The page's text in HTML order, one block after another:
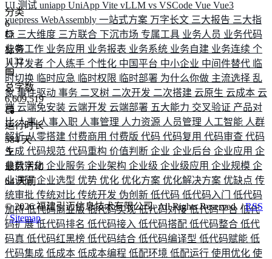
UI 测试 uniapp UniApp Vite vLLM vs VSCode Vue Vue3
vuepress WebAssembly 一站式方案 万字长文 三大报告 三大指
标 三大维度 三方联合 下沉市场 专属工具 业务人员 业务代码
业务工作 业务应用 业务报表 业务系统 业务自建 业务连续 个
人开发者 个人练手 个性化 中国平台 中小企业 中间件替代 临
时切换 临时应急 临时权限 临时部署 为什么你做 主流选择 乱
象 事件驱动 事务 二叉树 二次开发 二次搭建 云原生 云成本 云
端 云端免安装 云端开发 云端部署 五大能力 交叉验证 产品对
比人事人事入职 人事管理 人力资源 人员管理 人工智能 人群
解析从零搭建 付费商用 付费版 代码 代码复用 代码审查 代码
生成 代码规范 代码重构 价值判断 企业 企业后台 企业应用 企
业数字化 企业服务 企业架构 企业级 企业级应用 企业规模 企
业调研企业选型 优势 优化 优化方案 优化解决方案 优缺点 传
统审批 传统对比 传统开发 伪创新 低代码 低代码入门 低代码
加持低代码商业版低代码实现低代码对接低代码平台 低代
码扩展低代码排名 低代码接入 低代码搭配 低代码整合 低代
码真 低代码红黑榜 低代码结合 低代码编译型 低代码赋能 低
代码集成 低成本 低成本编程 低配环境 低配运行 使用优化 使
分类
6
标签
1132
总字数
6,609,519
运行时长
584 天
最后活动
64 天前
©2026福建引迈信息技术有限公司. All Rights Reserved. /RSS
/Sitemap